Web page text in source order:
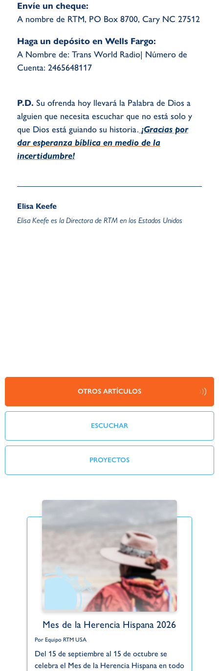
Envíe un cheque:
A nombre de RTM, PO Box 8700, Cary NC 27512
Haga un depósito en Wells Fargo:
A Nombre de: Trans World Radio| Número de
Cuenta: 2465648117
P.D. Su ofrenda hoy llevará la Palabra de Dios a
alguien que necesita escuchar que no está solo y
que Dios está guiando su historia. ¡Gracias por
dar esperanza bíblica en medio de la
incertidumbre!
Elisa Keefe
Elisa Keefe es la Directora de RTM en los Estados Unidos
OTROS ARTÍCULOS
ESCUCHAR
PROYECTOS
Mes de la Herencia Hispana 2026
Por Equipo RTM USA
Del 15 de septiembre al 15 de octubre se
celebra el Mes de la Herencia Hispana en todo